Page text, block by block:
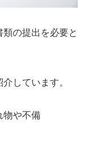
の提出を必要と
しています。